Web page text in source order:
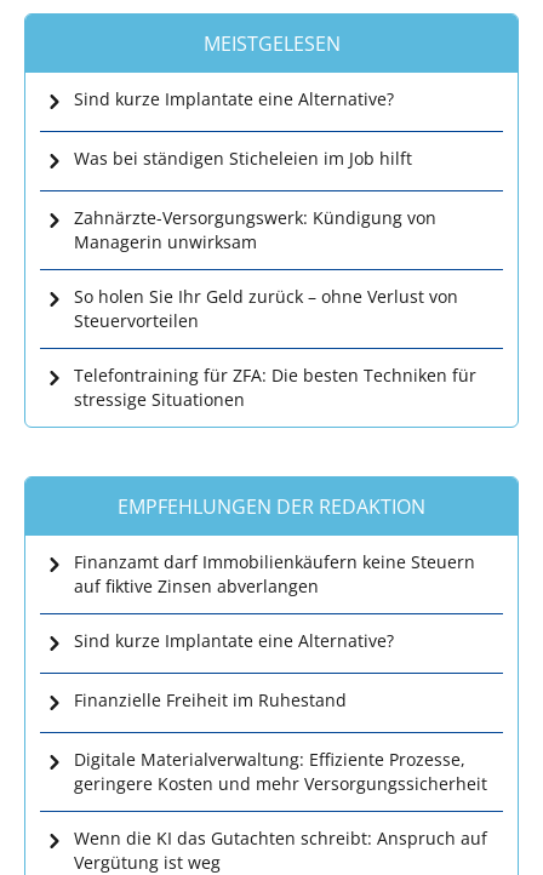
MEISTGELESEN
Sind kurze Implantate eine Alternative?
Was bei ständigen Sticheleien im Job hilft
Zahnärzte-Versorgungswerk: Kündigung von
Managerin unwirksam
So holen Sie Ihr Geld zurück – ohne Verlust von
Steuervorteilen
Telefontraining für ZFA: Die besten Techniken für
stressige Situationen
EMPFEHLUNGEN DER REDAKTION
Finanzamt darf Immobilienkäufern keine Steuern
auf fiktive Zinsen abverlangen
Sind kurze Implantate eine Alternative?
Finanzielle Freiheit im Ruhestand
Digitale Materialverwaltung: Effiziente Prozesse,
geringere Kosten und mehr Versorgungssicherheit
Wenn die KI das Gutachten schreibt: Anspruch auf
Vergütung ist weg